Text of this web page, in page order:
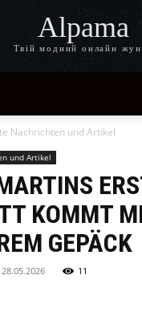
Alpama
Твій модний онлайн
Nachrichten und Artikel
und Artikel
KOMMT
GEPÄCK
28.05.2026 11